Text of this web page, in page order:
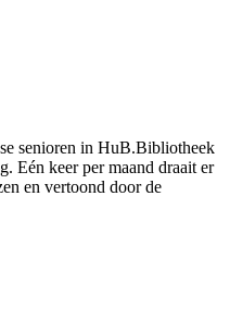
senioren in HuB.Bibliotheek
Eén keer per maand draait er
en vertoond door de